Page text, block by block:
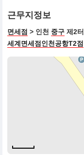
근무지정보
면세점 > 인천 중구 제2
세계면세점인천공항T2점